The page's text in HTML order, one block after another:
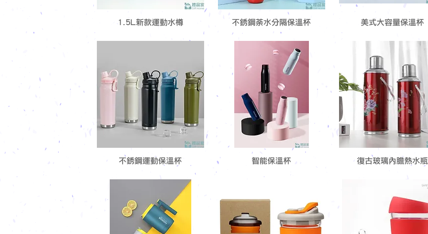
1.5L新款運動水樽 不銹鋼荼水分隔保溫杯 美式大容量保溫杯
不銹鋼運動保溫杯 智能保溫杯 復古玻璃內膽熱水瓶